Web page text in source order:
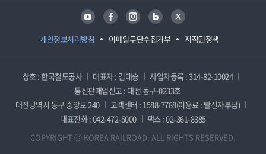
개인정보처리방침 이메일무단수집거부 저작권정책
유튜브 페이스북 인스타그램 블로그 트위터
상호 : 한국철도공사 대표자 : 김태승
사업자등록 : 314-82-10024
통신판매업신고 : 대전 동구-0233호
대전광역시 동구 중앙로 240
고객센터 : 1588-7788(이용료 : 발신자부담)
대표전화 : 042-472-5000
팩스 : 02-361-8385
COPYRIGHT ⓒ KOREA RAILROAD. ALL RIGHTS RESERVED.